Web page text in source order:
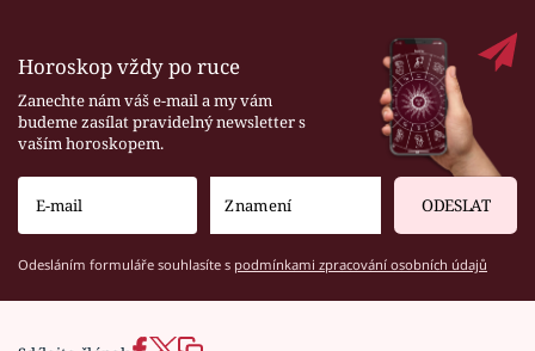
Horoskop vždy po ruce
Zanechte nám váš e-mail a my vám
budeme zasílat pravidelný newsletter s
vaším horoskopem.
ODESLAT
Odesláním formuláře souhlasíte s podmínkami zpracování osobních údajů